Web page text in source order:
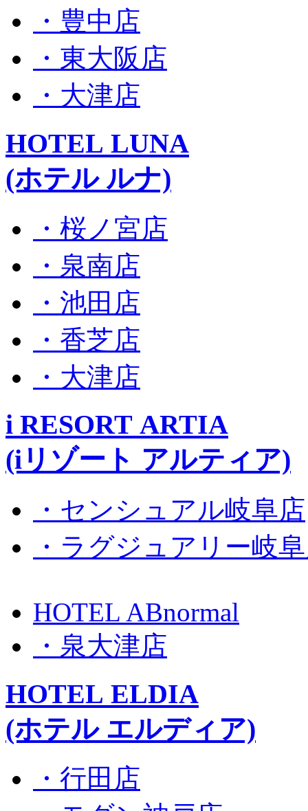
・豊中店
・東大阪店
・大津店
HOTEL LUNA
(ホテル ルナ)
・桜ノ宮店
・泉南店
・池田店
・香芝店
・大津店
i RESORT ARTIA
(iリゾート アルティア)
・センシュアル岐阜店
・ラグジュアリー岐
HOTEL ABnormal
・泉大津店
HOTEL ELDIA
(ホテル エルディア)
・行田店